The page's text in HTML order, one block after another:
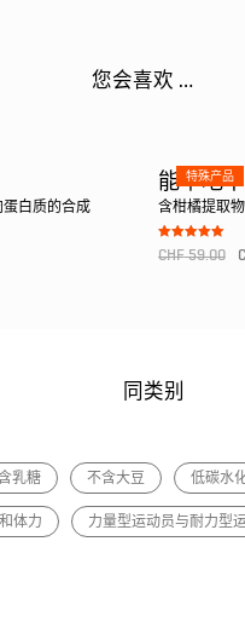
您会喜欢 …
白质的合成
特殊产品
能萃地
含柑橘提取
Bewertet mit
5.00
CHF59.00
同类别
乳糖 不含大豆 低碳水
体力 力量型运动员与耐力型